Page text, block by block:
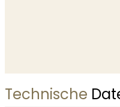
Technische